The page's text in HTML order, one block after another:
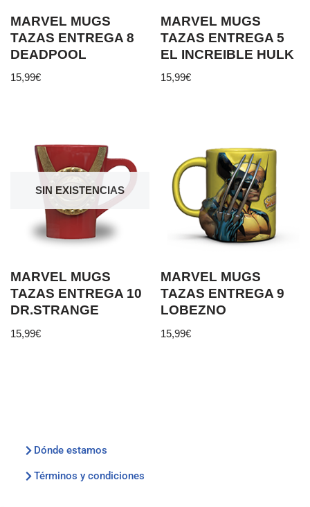
MARVEL MUGS
TAZAS ENTREGA 8
DEADPOOL
15,99€
MARVEL MUGS
TAZAS ENTREGA 5
EL INCREIBLE HULK
15,99€
SIN EXISTENCIAS
MARVEL MUGS
TAZAS ENTREGA 10
DR.STRANGE
15,99€
MARVEL MUGS
TAZAS ENTREGA 9
LOBEZNO
15,99€
Dónde estamos
Términos y condiciones